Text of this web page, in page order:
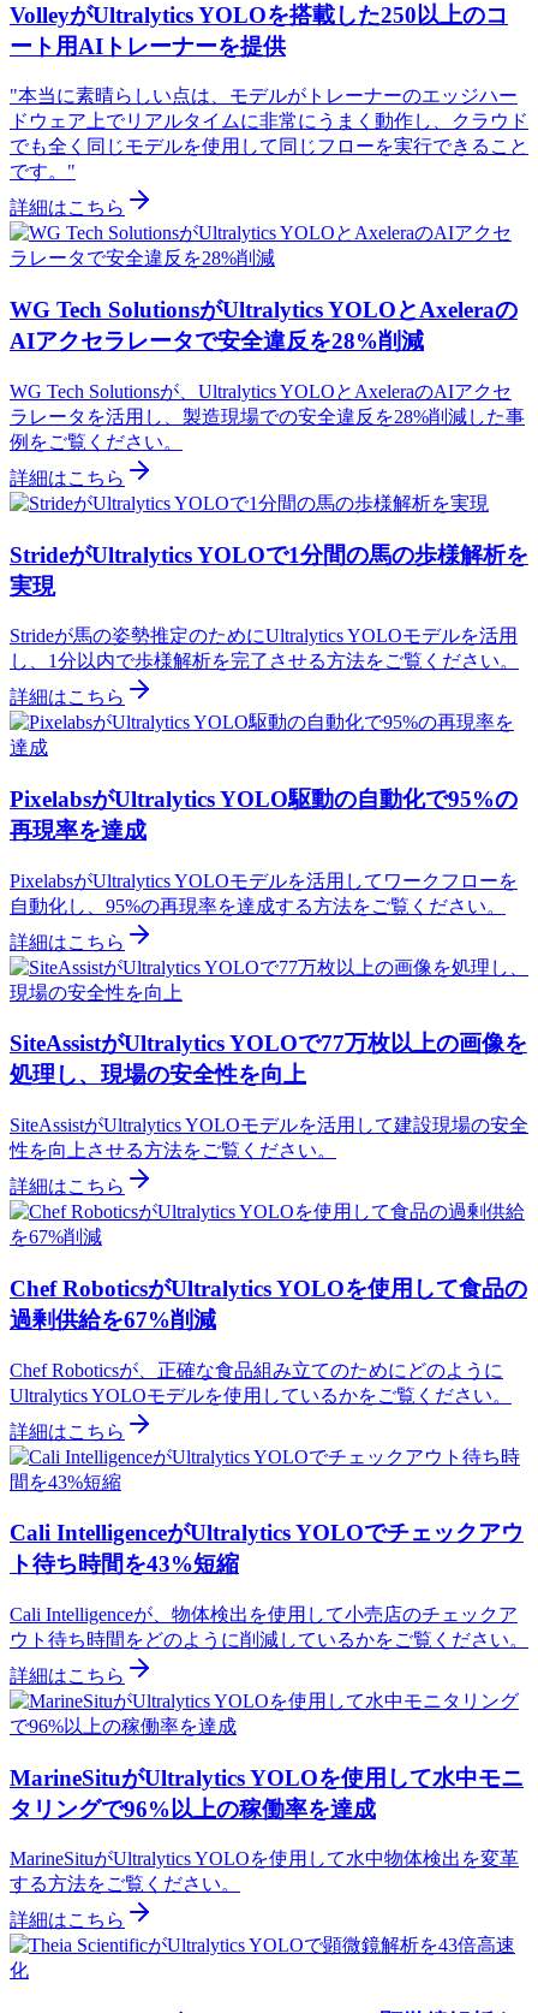
VolleyがUltralytics YOLOを搭載した250以上のコ
ート用AIトレーナーを提供
"本当に素晴らしい点は、モデルがトレーナーのエッジハー
ドウェア上でリアルタイムに非常にうまく動作し、クラウド
でも全く同じモデルを使用して同じフローを実行できること
です。"
詳細はこちら
WG Tech SolutionsがUltralytics YOLOとAxeleraの
AIアクセラレータで安全違反を28%削減
WG Tech Solutionsが、Ultralytics YOLOとAxeleraのAIアクセ
ラレータを活用し、製造現場での安全違反を28%削減した事
例をご覧ください。
詳細はこちら
StrideがUltralytics YOLOで1分間の馬の歩様解析を
実現
Strideが馬の姿勢推定のためにUltralytics YOLOモデルを活用
し、1分以内で歩様解析を完了させる方法をご覧ください。
詳細はこちら
PixelabsがUltralytics YOLO駆動の自動化で95%の
再現率を達成
PixelabsがUltralytics YOLOモデルを活用してワークフローを
自動化し、95%の再現率を達成する方法をご覧ください。
詳細はこちら
SiteAssistがUltralytics YOLOで77万枚以上の画像を
処理し、現場の安全性を向上
SiteAssistがUltralytics YOLOモデルを活用して建設現場の安全
性を向上させる方法をご覧ください。
詳細はこちら
Chef RoboticsがUltralytics YOLOを使用して食品の
過剰供給を67%削減
Chef Roboticsが、正確な食品組み立てのためにどのように
Ultralytics YOLOモデルを使用しているかをご覧ください。
詳細はこちら
Cali IntelligenceがUltralytics YOLOでチェックアウ
ト待ち時間を43%短縮
Cali Intelligenceが、物体検出を使用して小売店のチェックア
ウト待ち時間をどのように削減しているかをご覧ください。
詳細はこちら
MarineSituがUltralytics YOLOを使用して水中モニ
タリングで96%以上の稼働率を達成
MarineSituがUltralytics YOLOを使用して水中物体検出を変革
する方法をご覧ください。
詳細はこちら